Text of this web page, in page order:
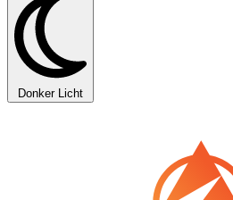
Donker Licht